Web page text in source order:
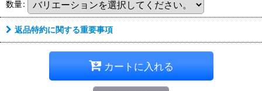
数量:
返品特約に関する重要事項
カートに入れる